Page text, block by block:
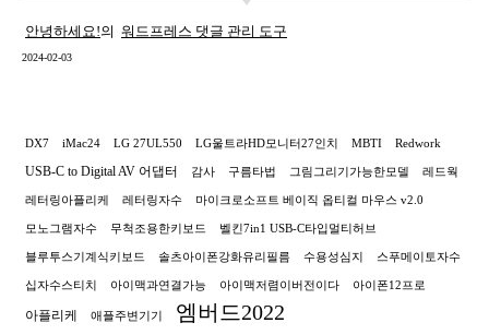
안녕하세요!의 워드프레스 댓글 관리 도구
2024-02-03
DX7 iMac24 LG 27UL550 LG울트라HD모니터27인치 MBTI Redwork
USB-C to Digital AV 어댑터 감사 구름타법 그림그리기가능한모델 레드웍
레터링아플리케 레터링자수 마이크로소프트 베이직 옵티컬 마우스 v2.0
모노그램자수 무척조용한키보드 벨킨7in1 USB-C타입멀티허브
블루투스기계식키보드 솔츠아이폰강화유리필름 수용성심지 스푸메이토자수
십자수스티치 아이맥과연결가능 아이맥저렴이버전이다 아이폰12프로
아플리케 애플주변기기 엠버드2022